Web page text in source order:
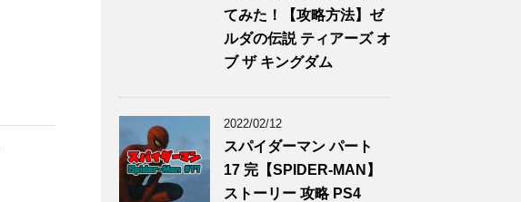
てみた！【攻略方法】ゼ
ルダの伝説 ティアーズ オ
ブ ザ キングダム
2022/02/12
スパイダーマン パート
17 完【SPIDER-MAN】
ストーリー 攻略 PS4